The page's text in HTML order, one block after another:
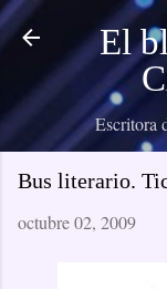
El
Escritora
Bus literario.
octubre 02, 2009